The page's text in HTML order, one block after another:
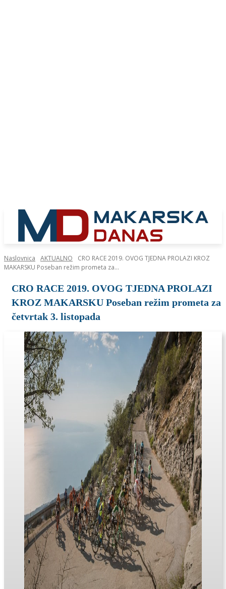
Naslovnica AKTUALNO
CRO RACE 2019. OVOG TJEDNA PROLAZI KROZ
MAKARSKU Poseban režim prometa za...
CRO RACE 2019. OVOG TJEDNA PROLAZI
KROZ MAKARSKU Poseban režim prometa za
četvrtak 3. listopada